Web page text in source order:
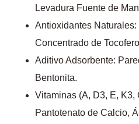
Levadura Fuente de
Antioxidantes
Concentrado de
Aditivo Adsorbente:
Bentonita.
Vitaminas (A, D3, E, K3,
Pantotenato de Calcio,